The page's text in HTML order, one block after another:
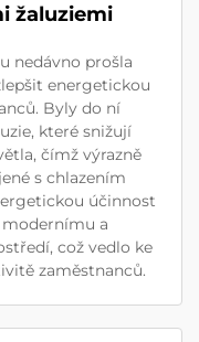
žaluziemi
nedávno prošla
energetickou
Byly do ní
které snižují
čímž výrazně
s chlazením
účinnost
modernímu a
což vedlo ke
zaměstnanců.